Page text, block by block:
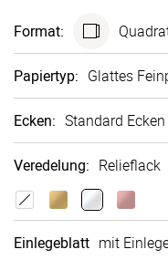
Format:
Papiertyp: Glattes
Ecken: Standard Ecken
Veredelung: Relieflack
Einlegeblatt mit